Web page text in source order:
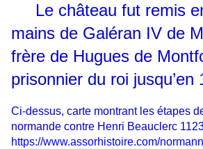
Le château fut remis
mains de Galéran IV de
frère de Hugues de
prisonnier du roi jusqu’en
Ci-dessus, carte montrant les étapes
normande contre Henri Beauclerc
https://www.assorhistoire.com/